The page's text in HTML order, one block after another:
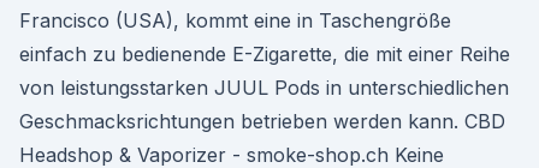
Francisco (USA), kommt eine in Taschengröße
einfach zu bedienende E-Zigarette, die mit einer Reihe
von leistungsstarken JUUL Pods in unterschiedlichen
Geschmacksrichtungen betrieben werden kann. CBD
Headshop & Vaporizer - smoke-shop.ch Keine